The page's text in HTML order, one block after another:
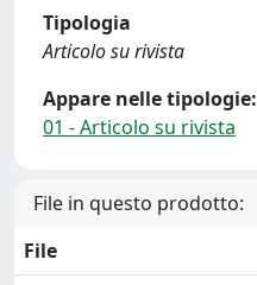
Tipologia
Articolo su rivista
Appare nelle tipologie:
01 - Articolo su rivista
File in questo prodotto:
File